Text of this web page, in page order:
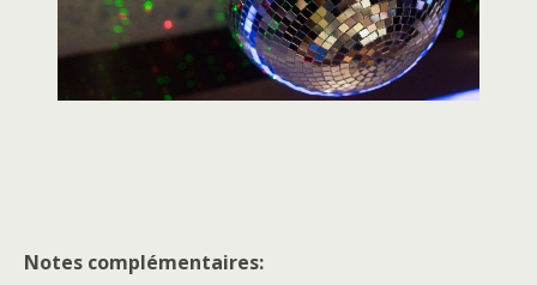
Notes complémentaires: